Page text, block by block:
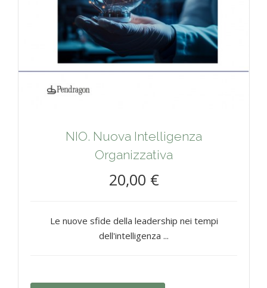
NIO. Nuova Intelligenza
Organizzativa
20,00 €
Le nuove sfide della leadership nei tempi
dell'intelligenza ...